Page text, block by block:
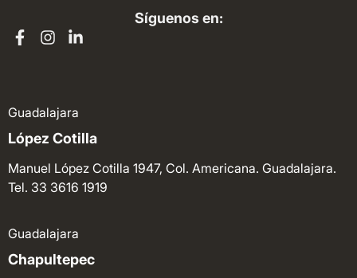
Síguenos en:
Guadalajara
López Cotilla
Manuel López Cotilla 1947, Col. Americana. Guadalajara.
Tel. 33 3616 1919
Guadalajara
Chapultepec